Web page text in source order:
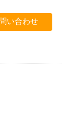
い合わせ